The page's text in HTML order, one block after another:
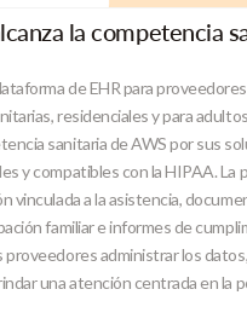
la competencia
de EHR para
residenciales y para
sanitaria de AWS por sus
y compatibles con la HIPAA. La
vinculada a la asistencia,
familiar e informes de
proveedores administrar los
una atención centrada en la